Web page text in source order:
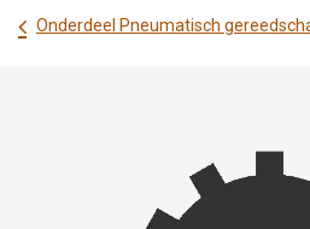
Onderdeel Pneumatisch